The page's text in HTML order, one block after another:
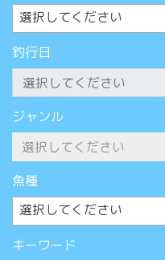
選択してください
釣行日
ジャンル
魚種
選択してください
キーワード